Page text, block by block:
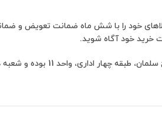
خود را با شش ماه ضمانت تعویض و
خرید خود آگاه شوید.
واقع در خیابان دستغیب طبقه منفی یک می باشد.”